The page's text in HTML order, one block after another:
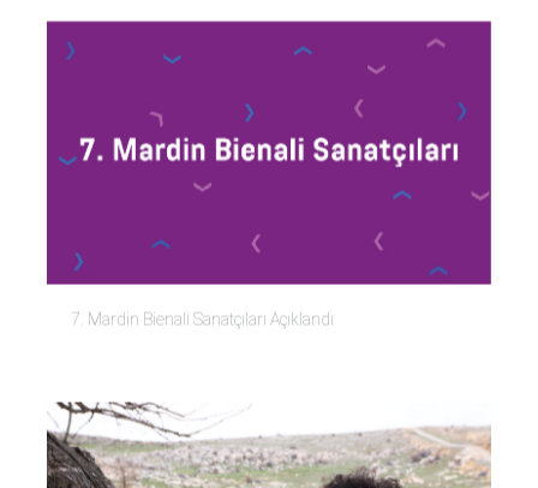
7. Mardin Bienali Sanatçıları Açıklandı